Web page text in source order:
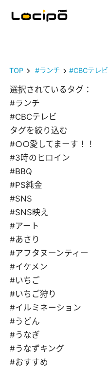
TOP #ランチ #CBCテレビ
選択されているタグ：
#ランチ
#CBCテレビ
タグを絞り込む
#○○愛してまーす！！
#3時のヒロイン
#BBQ
#PS純金
#SNS
#SNS映え
#アート
#あさり
#アフタヌーンティー
#イケメン
#いちご
#いちご狩り
#イルミネーション
#うどん
#うなぎ
#うなずキング
#おすすめ